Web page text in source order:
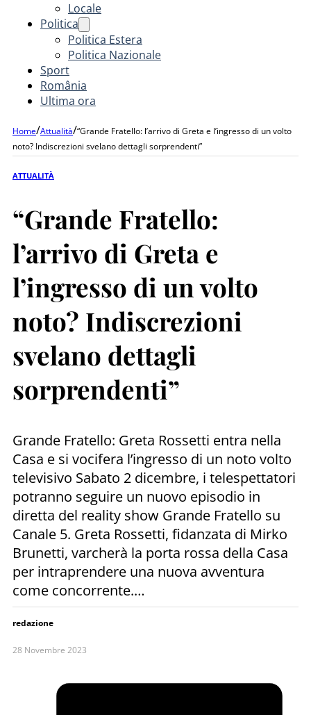
Locale
Politica
Politica Estera
Politica Nazionale
Sport
România
Ultima ora
Home/Attualità/“Grande Fratello: l’arrivo di Greta e l’ingresso di un volto
noto? Indiscrezioni svelano dettagli sorprendenti”
ATTUALITÀ
“Grande Fratello:
l’arrivo di Greta e
l’ingresso di un volto
noto? Indiscrezioni
svelano dettagli
sorprendenti”
Grande Fratello: Greta Rossetti entra nella
Casa e si vocifera l’ingresso di un noto volto
televisivo Sabato 2 dicembre, i telespettatori
potranno seguire un nuovo episodio in
diretta del reality show Grande Fratello su
Canale 5. Greta Rossetti, fidanzata di Mirko
Brunetti, varcherà la porta rossa della Casa
per intraprendere una nuova avventura
come concorrente.…
redazione
28 Novembre 2023